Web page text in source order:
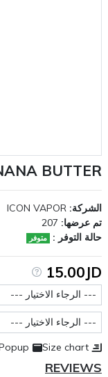
BUTTER
الشركة: ICON VAPOR
تم عرضها: 207
حالة التوفر :
متوفر
15.00JD
حجم العبوة
عيار النيكوتين
Size chart
REVIEWS